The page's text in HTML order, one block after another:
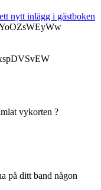
nytt inlägg i gästboken
vykorten ?
på ditt band någon